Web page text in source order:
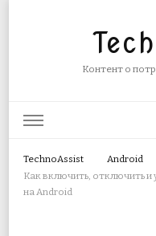
Контент о
TechnoAssist
Android
Как включить, отключить
на Android